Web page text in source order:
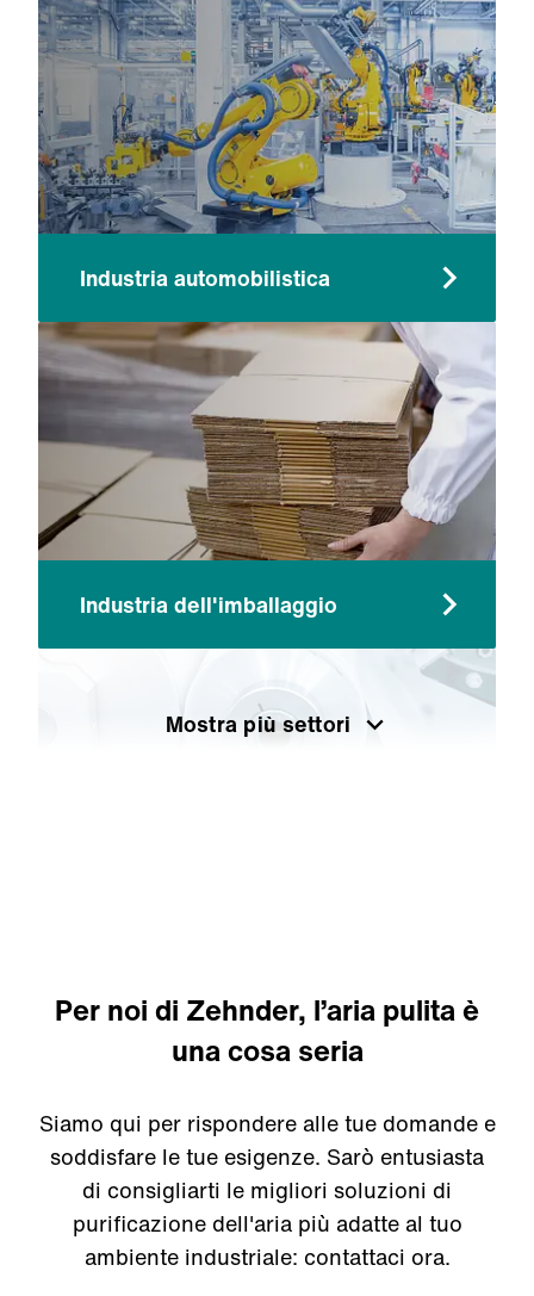
Industria automobilistica
Industria dell'imballaggio
Mostra più settori
Per noi di Zehnder, l’aria pulita è
una cosa seria
Siamo qui per rispondere alle tue domande e
soddisfare le tue esigenze. Sarò entusiasta
di consigliarti le migliori soluzioni di
purificazione dell'aria più adatte al tuo
ambiente industriale: contattaci ora.